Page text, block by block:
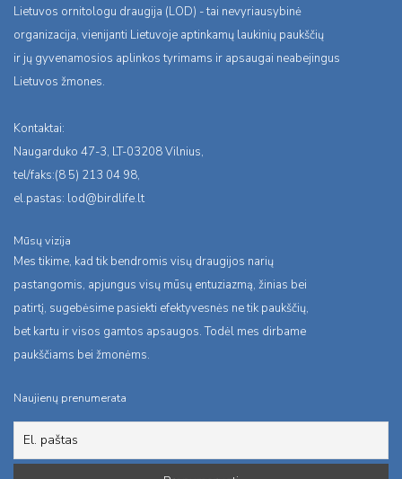
Lietuvos ornitologu draugija (LOD) - tai nevyriausybinė
organizacija, vienijanti Lietuvoje aptinkamų laukinių paukščių
ir jų gyvenamosios aplinkos tyrimams ir apsaugai neabejingus
Lietuvos žmones.
Kontaktai:
Naugarduko 47-3, LT-03208 Vilnius,
tel/faks:(8 5) 213 04 98,
el.pastas: lod@birdlife.lt
Mūsų vizija
Mes tikime, kad tik bendromis visų draugijos narių
pastangomis, apjungus visų mūsų entuziazmą, žinias bei
patirtį, sugebėsime pasiekti efektyvesnės ne tik paukščių,
bet kartu ir visos gamtos apsaugos. Todėl mes dirbame
paukščiams bei žmonėms.
Naujienų prenumerata